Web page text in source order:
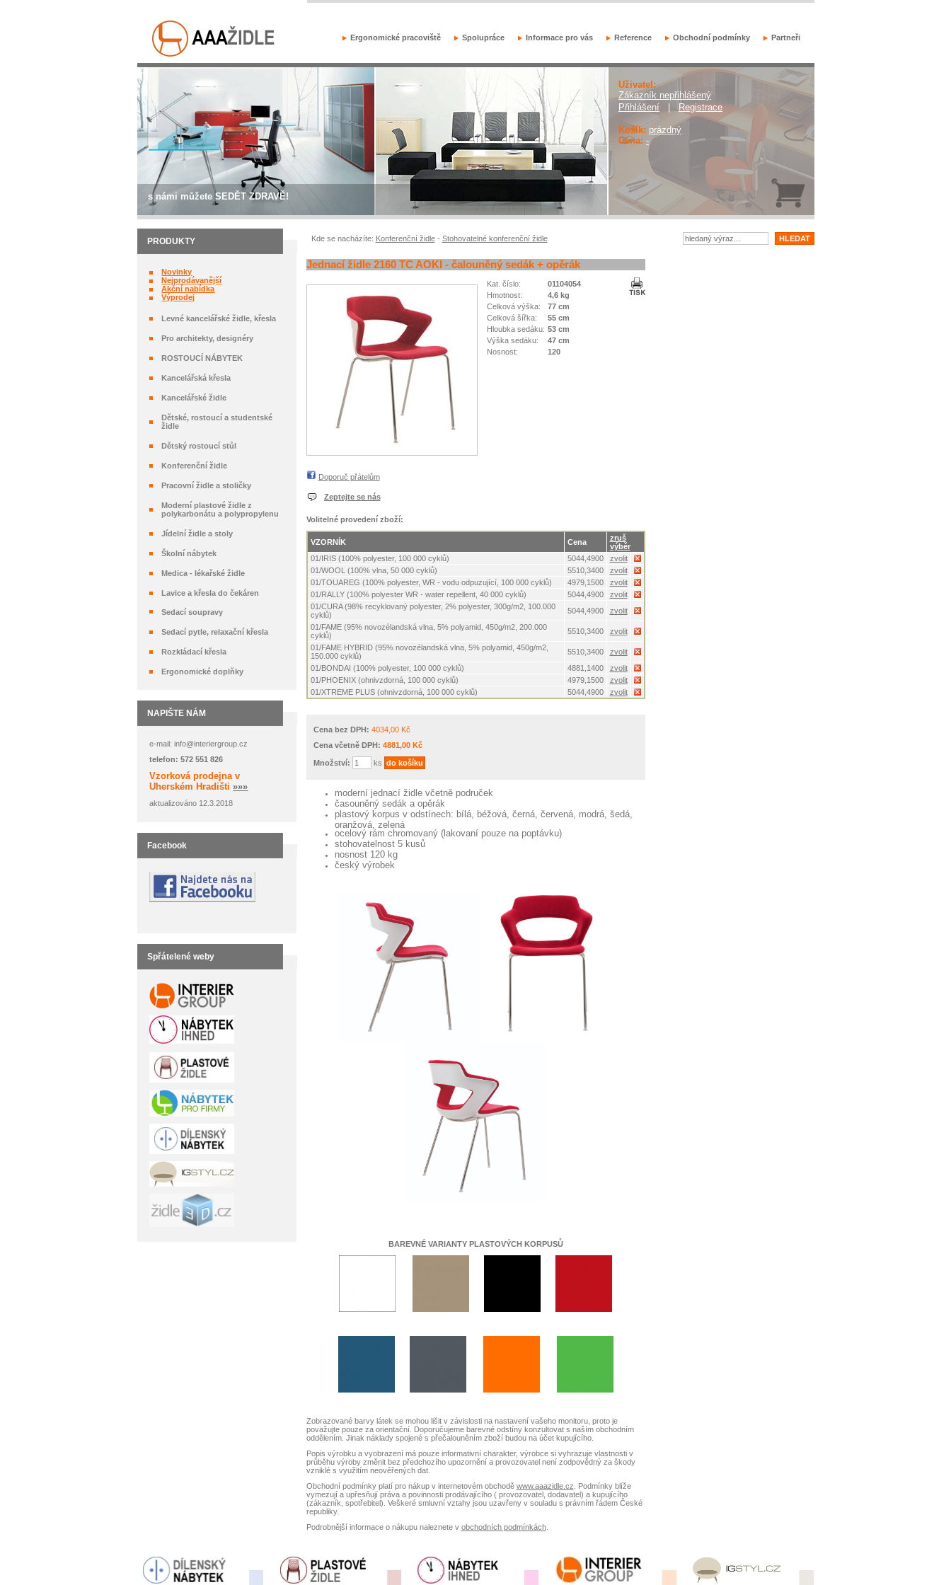
Ergonomické pracoviště Spolupráce Informace pro vás Reference Obchodní podmínky Partneři
s námi můžete SEDĚT ZDRAVĚ!
Uživatel:
Zákazník nepřihlášený
Přihlášení
Registrace
Košík: prázdný
Cena: -
PRODUKTY
Novinky
Nejprodávanější
Akční nabídka
Výprodej
Levné kancelářské židle, křesla
Pro architekty, designéry
ROSTOUCÍ NÁBYTEK
Kancelářská křesla
Kancelářské židle
Dětské, rostoucí a studentské
židle
Dětský rostoucí stůl
Konferenční židle
Pracovní židle a stoličky
Moderní plastové židle z
polykarbonátu a polypropylenu
Jídelní židle a stoly
Školní nábytek
Medica - lékařské židle
Lavice a křesla do čekáren
Sedací soupravy
Sedací pytle, relaxační křesla
Rozkládací křesla
Ergonomické doplňky
NAPIŠTE NÁM
e-mail: info@interiergroup.cz
telefon: 572 551 826
Vzorková prodejna v
Uherském Hradišti »»»
aktualizováno 12.3.2018
Facebook
Spřátelené weby
Kde se nacházíte: Konferenční židle- Stohovatelné konferenční židle
Jednací židle 2160 TC AOKI - čalouněný sedák + opěrák
Kat. číslo:
01104054
Hmotnost:
4,6 kg
Celková výška:
77 cm
Celková šířka:
55 cm
Hloubka sedáku: 53 cm
Výška sedáku:
47 cm
Nosnost:
120
Doporuč přátelům
Zeptejte se nás
Volitelné provedení zboží:
VZORNÍK Cena
zruš
výběr
01/IRIS (100% polyester, 100 000 cyklů)
5044,4900
zvolit
01/WOOL (100% vlna, 50 000 cyklů)
5510,3400
zvolit
01/TOUAREG (100% polyester, WR - vodu odpuzující, 100 000 cyklů)
4979,1500
zvolit
01/RALLY (100% polyester WR - water repellent, 40 000 cyklů)
5044,4900
zvolit
01/CURA (98% recyklovaný polyester, 2% polyester, 300g/m2, 100.000
cyklů)
5044,4900
zvolit
01/FAME (95% novozélandská vlna, 5% polyamid, 450g/m2, 200.000
cyklů)
5510,3400
zvolit
01/FAME HYBRID (95% novozélandská vlna, 5% polyamid, 450g/m2,
150.000 cyklů)
5510,3400
zvolit
01/BONDAI (100% polyester, 100 000 cyklů)
4881,1400
zvolit
01/PHOENIX (ohnivzdorná, 100 000 cyklů)
4979,1500
zvolit
01/XTREME PLUS (ohnivzdorná, 100 000 cyklů)
5044,4900 zvolit
Cena bez DPH: 4034,00 Kč
Cena včetně DPH: 4881,00 Kč
Množství: ks
moderní jednací židle včetně područek
časouněný sedák a opěrák
plastový korpus v odstínech: bílá, béžová, černá, červená, modrá, šedá,
oranžová, zelená
ocelový rám chromovaný (lakovaní pouze na poptávku)
stohovatelnost 5 kusů
nosnost 120 kg
český výrobek
BAREVNÉ VARIANTY PLASTOVÝCH KORPUSŮ
Zobrazované barvy látek se mohou lišit v závislosti na nastavení vašeho monitoru, proto je
považujte pouze za orientační. Doporučujeme barevné odstíny konzultovat s naším obchodním
oddělením. Jinak náklady spojené s přečalouněním zboží budou na účet kupujícího.
Popis výrobku a vyobrazení má pouze informativní charakter, výrobce si vyhrazuje vlastnosti v
průběhu výroby změnit bez předchozího upozornění a provozovatel není zodpovědný za škody
vzniklé s využitím neověřených dat.
Obchodní podmínky platí pro nákup v internetovém obchodě www.aaazidle.cz . Podmínky blíže
vymezují a upřesňují práva a povinnosti prodávajícího ( provozovatel, dodavatel) a kupujícího
(zákazník, spotřebitel). Veškeré smluvní vztahy jsou uzavřeny v souladu s právním řádem České
republiky.
Podrobnější informace o nákupu naleznete v obchodních podmínkách.